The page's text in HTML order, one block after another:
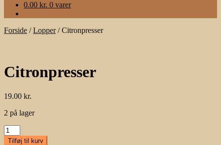
0.00 kr. 0 varer
Forside /Lopper/Citronpresser
Citronpresser
19.00 kr.
2 på lager
Citronpresser
antal
Tilføj til kurv